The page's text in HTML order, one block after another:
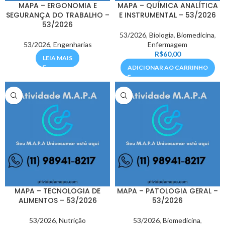
MAPA – ERGONOMIA E
SEGURANÇA DO TRABALHO –
53/2026
53/2026, Engenharias
LEIA MAIS
MAPA – QUÍMICA ANALÍTICA
E INSTRUMENTAL – 53/2026
53/2026, Biologia, Biomedicina,
Enfermagem
R$60,00
ADICIONAR AO CARRINHO
MAPA – TECNOLOGIA DE
ALIMENTOS – 53/2026
53/2026, Nutrição
MAPA – PATOLOGIA GERAL –
53/2026
53/2026, Biomedicina,